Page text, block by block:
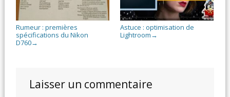
Rumeur : premières
spécifications du Nikon
D760→
Astuce : optimisation de
Lightroom →
Laisser un commentaire